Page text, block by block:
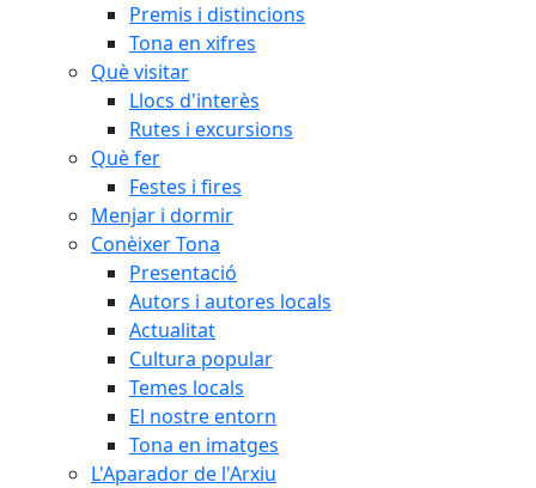
Premis i distincions
Tona en xifres
Què visitar
Llocs d'interès
Rutes i excursions
Què fer
Festes i fires
Menjar i dormir
Conèixer Tona
Presentació
Autors i autores locals
Actualitat
Cultura popular
Temes locals
El nostre entorn
Tona en imatges
L'Aparador de l'Arxiu